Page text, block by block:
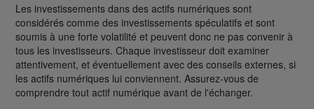
Les investissements dans des actifs numériques sont
considérés comme des investissements spéculatifs et sont
soumis à une forte volatilité et peuvent donc ne pas convenir à
tous les investisseurs. Chaque investisseur doit examiner
attentivement, et éventuellement avec des conseils externes, si
les actifs numériques lui conviennent. Assurez-vous de
comprendre tout actif numérique avant de l'échanger.